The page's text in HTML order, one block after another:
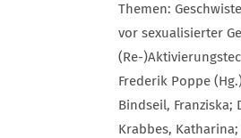
Themen:
vor sexualisierter
(Re-
Frederik Poppe
Bindseil, Franziska;
Krabbes,